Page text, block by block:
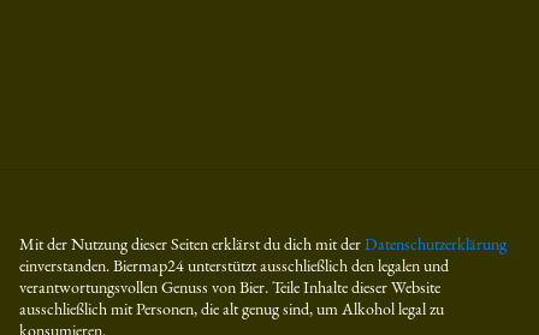
Mit der Nutzung dieser Seiten erklärst du dich mit derDatenschutzerklärung
einverstanden. Biermap24 unterstützt ausschließlich den legalen und
verantwortungsvollen Genuss von Bier. Teile Inhalte dieser Website
ausschließlich mit Personen, die alt genug sind, um Alkohol legal zu
konsumieren.